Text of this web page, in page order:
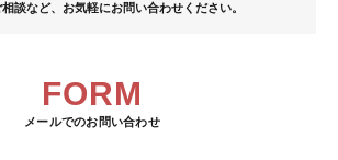
談など、お気軽にお問い合わせください。
FORM
メールでのお問い合わせ